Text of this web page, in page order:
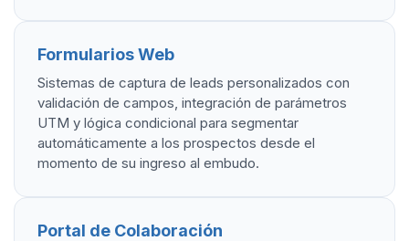
Formularios Web
Sistemas de captura de leads personalizados con
validación de campos, integración de parámetros
UTM y lógica condicional para segmentar
automáticamente a los prospectos desde el
momento de su ingreso al embudo.
Portal de Colaboración